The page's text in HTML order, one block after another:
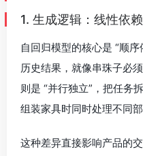
1. 生成逻辑：线性依
自回归模型的核心是 “顺
历史结果，就像串珠子必
则是 “并行独立”，把任务
组装家具时同时处理不同部
这种差异直接影响产品的